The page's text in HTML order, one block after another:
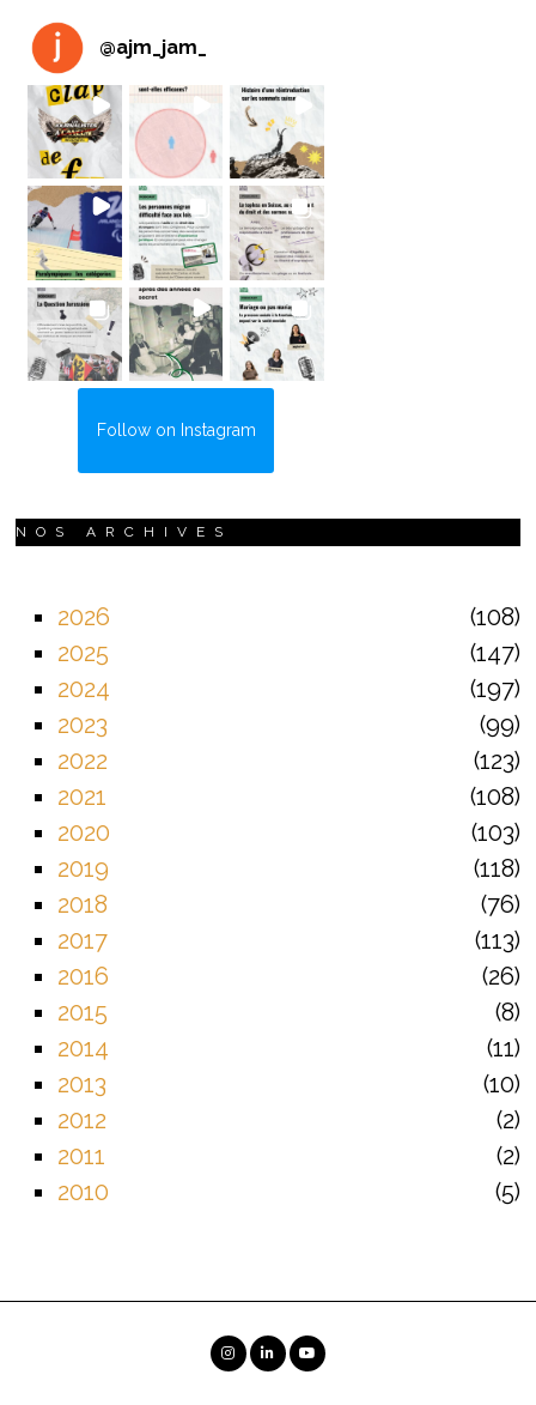
@ajm_jam_
Follow on Instagram
NOS ARCHIVES
2026
108
2025
147
2024
197
2023
99
2022
123
2021
108
2020
103
2019
118
2018
76
2017
113
2016
26
2015
8
2014
11
2013
10
2012
2
2011
2
2010
5